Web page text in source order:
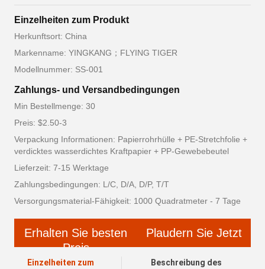
Einzelheiten zum Produkt
Herkunftsort: China
Markenname: YINGKANG；FLYING TIGER
Modellnummer: SS-001
Zahlungs- und Versandbedingungen
Min Bestellmenge: 30
Preis: $2.50-3
Verpackung Informationen: Papierrohrhülle + PE-Stretchfolie +
verdicktes wasserdichtes Kraftpapier + PP-Gewebebeutel
Lieferzeit: 7-15 Werktage
Zahlungsbedingungen: L/C, D/A, D/P, T/T
Versorgungsmaterial-Fähigkeit: 1000 Quadratmeter - 7 Tage
Erhalten Sie besten
Preis
Plaudern Sie Jetzt
Einzelheiten zum
Beschreibung des